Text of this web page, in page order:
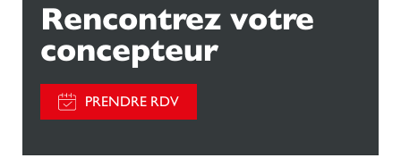
Rencontrez votre
concepteur
PRENDRE RDV